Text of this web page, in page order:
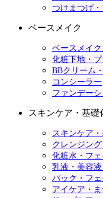
つけまつげ
ベースメイク
ベースメイ
化粧下地・
BBクリーム
コンシーラー
ファンデー
スキンケア・基礎
スキンケア
クレンジン
化粧水・フ
乳液・美容
パック・フ
アイケア・